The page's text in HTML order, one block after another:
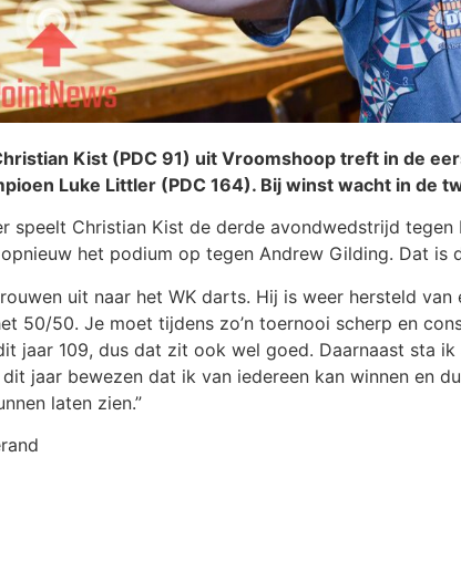
Kist (PDC 91) uit Vroomshoop treft in de
Luke Littler (PDC 164). Bij winst wacht in de
speelt Christian Kist de derde avondwedstrijd
het podium op tegen Andrew Gilding. Dat is
uit naar het WK darts. Hij is weer hersteld
50/50. Je moet tijdens zo’n toernooi scherp en
jaar 109, dus dat zit ook wel goed. Daarnaast sta
jaar bewezen dat ik van iedereen kan winnen en
laten zien.”